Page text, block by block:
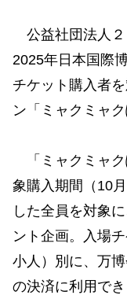
公益社団法人２
2025年日本国際
チケット購入者
ン「ミャクミャ
「ミャクミャク
象購入期間（10
した全員を対象
ント企画。入場
小人）別に、万
の決済に利用で